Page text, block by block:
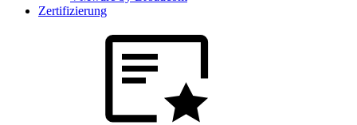
Zertifizierung